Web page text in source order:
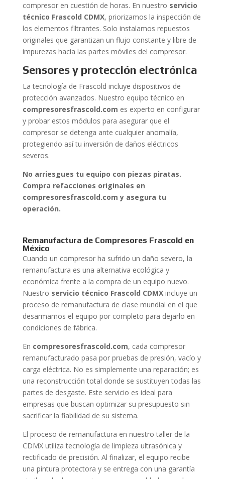
compresor en cuestión de horas. En nuestro servicio
técnico Frascold CDMX, priorizamos la inspección de
los elementos filtrantes. Solo instalamos repuestos
originales que garantizan un flujo constante y libre de
impurezas hacia las partes móviles del compresor.
Sensores y protección electrónica
La tecnología de Frascold incluye dispositivos de
protección avanzados. Nuestro equipo técnico en
compresoresfrascold.com es experto en configurar
y probar estos módulos para asegurar que el
compresor se detenga ante cualquier anomalía,
protegiendo así tu inversión de daños eléctricos
severos.
No arriesgues tu equipo con piezas piratas.
Compra refacciones originales en
compresoresfrascold.com y asegura tu
operación.
Remanufactura de Compresores Frascold en
México
Cuando un compresor ha sufrido un daño severo, la
remanufactura es una alternativa ecológica y
económica frente a la compra de un equipo nuevo.
Nuestro servicio técnico Frascold CDMXincluye un
proceso de remanufactura de clase mundial en el que
desarmamos el equipo por completo para dejarlo en
condiciones de fábrica.
En compresoresfrascold.com, cada compresor
remanufacturado pasa por pruebas de presión, vacío y
carga eléctrica. No es simplemente una reparación; es
una reconstrucción total donde se sustituyen todas las
partes de desgaste. Este servicio es ideal para
empresas que buscan optimizar su presupuesto sin
sacrificar la fiabilidad de su sistema.
El proceso de remanufactura en nuestro taller de la
CDMX utiliza tecnología de limpieza ultrasónica y
rectificado de precisión. Al finalizar, el equipo recibe
una pintura protectora y se entrega con una garantía